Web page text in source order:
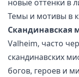
новые оттенки в
Темы и мотивы в
Скандинавская
Valheim, часто
скандинавских
богов, героев и